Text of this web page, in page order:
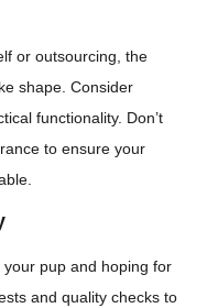
or outsourcing, the
shape. Consider
functionality. Don’t
to ensure your
your pup and hoping for
and quality checks to